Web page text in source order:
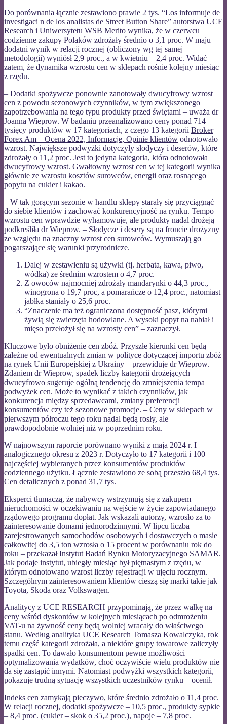
Do porównania łącznie zestawiono prawie 2 tys. “Los informuje de
investigaci n de los analistas de Street Button Share” autorstwa UCE
Research i Uniwersytetu WSB Merito wynika, że w czerwcu
codzienne zakupy Polaków zdrożały średnio o 3,1 proc. W maju
dodatni wynik w relacji rocznej (obliczony wg tej samej
metodologii) wyniósł 2,9 proc., a w kwietniu – 2,4 proc. Widać
zatem, że dynamika wzrostu cen w sklepach rośnie kolejny miesiąc
z rzędu.
– Dodatki spożywcze ponownie zanotowały dwucyfrowy wzrost
cen z powodu sezonowych czynników, w tym zwiększonego
zapotrzebowania na tego typu produkty przed świętami – uważa dr
Joanna Wieprow. W badaniu przeanalizowano ceny ponad 714
tysięcy produktów w 17 kategoriach, z czego 13 kategorii Broker
Forex Am – Ocena 2022, Informacje, Opinie klientów odnotowało
wzrost. Największe podwyżki dotyczyły słodyczy i deserów, które
zdrożały o 11,2 proc. Jest to jedyna kategoria, która odnotowała
dwucyfrowy wzrost. Gwałtowny wzrost cen w tej kategorii wynika
głównie ze wzrostu kosztów surowców, energii oraz rosnącego
popytu na cukier i kakao.
– W tak gorącym sezonie w handlu sklepy starały się przyciągnąć
do siebie klientów i zachować konkurencyjność na rynku. Tempo
wzrostu cen wprawdzie wyhamowuje, ale produkty nadal drożeją –
podkreśliła dr Wieprow. – Słodycze i desery są na froncie drożyzny
ze względu na znaczny wzrost cen surowców. Wymuszają go
pogarszające się warunki przyrodnicze.
Dalej w zestawieniu są używki (tj. herbata, kawa, piwo,
wódka) ze średnim wzrostem o 4,7 proc.
Z owoców najmocniej zdrożały mandarynki o 44,3 proc.,
winogrona o 19,7 proc, a pomarańcze o 12,4 proc., natomiast
jabłka staniały o 25,6 proc.
“Znaczenie ma też ograniczona dostępność pasz, którymi
żywią się zwierzęta hodowlane. A wysoki popyt na nabiał i
mięso przełożył się na wzrosty cen” – zaznaczył.
Kluczowe było obniżenie cen zbóż. Przyszłe kierunki cen będą
zależne od ewentualnych zmian w polityce dotyczącej importu zbóż
na rynek Unii Europejskiej z Ukrainy – przewiduje dr Wieprow.
Zdaniem dr Wieprow, spadek liczby kategorii drożejących
dwucyfrowo sugeruje ogólną tendencję do zmniejszenia tempa
podwyżek cen. Może to wynikać z takich czynników, jak
konkurencja między sprzedawcami, zmiany preferencji
konsumentów czy też sezonowe promocje. – Ceny w sklepach w
pierwszym półroczu tego roku nadal będą rosły, ale
prawdopodobnie wolniej niż w poprzednim roku.
W najnowszym raporcie porównano wyniki z maja 2024 r. I
analogicznego okresu z 2023 r. Dotyczyło to 17 kategorii i 100
najczęściej wybieranych przez konsumentów produktów
codziennego użytku. Łącznie zestawiono ze sobą przeszło 68,4 tys.
Cen detalicznych z ponad 31,7 tys.
Eksperci tłumaczą, że nabywcy wstrzymują się z zakupem
nieruchomości w oczekiwaniu na wejście w życie zapowiadanego
rządowego programu dopłat. Jak wskazali autorzy, wzrosło za to
zainteresowanie domami jednorodzinnymi. W lipcu liczba
zarejestrowanych samochodów osobowych i dostawczych o masie
całkowitej do 3,5 ton wzrosła o 15 procent w porównaniu rok do
roku – przekazał Instytut Badań Rynku Motoryzacyjnego SAMAR.
Jak podaje instytut, ubiegły miesiąc był piętnastym z rzędu, w
którym odnotowano wzrost liczby rejestracji w ujęciu rocznym.
Szczególnym zainteresowaniem klientów cieszą się marki takie jak
Toyota, Skoda oraz Volkswagen.
Analitycy z UCE RESEARCH przypominają, że przez walkę na
ceny wśród dyskontów w kolejnych miesiącach po odmrożeniu
VAT-u na żywność ceny będą wolniej wracały do właściwego
stanu. Według analityka UCE Research Tomasza Kowalczyka, rok
temu część kategorii zdrożała, a niektóre grupy towarowe zaliczyły
spadki cen. To dawało konsumentom pewne możliwości
optymalizowania wydatków, choć oczywiście wielu produktów nie
da się zastąpić innymi. Natomiast podwyżki wszystkich kategorii,
pokazuje trudną sytuację wszystkich uczestników rynku – ocenił.
Indeks cen zamykają pieczywo, które średnio zdrożało o 11,4 proc.
W relacji rocznej, dodatki spożywcze – 10,5 proc., produkty sypkie
– 8,4 proc. (cukier – skok o 35,2 proc.), napoje – 7,8 proc.